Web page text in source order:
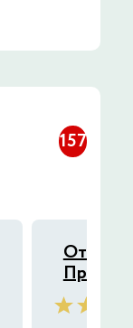
157
Отзыв с